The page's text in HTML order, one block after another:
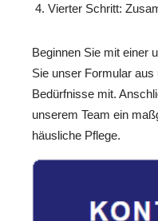
Vierter Schritt:
Beginnen Sie mit einer
Sie unser Formular
Bedürfnisse mit.
unserem Team ein
häusliche Pflege.